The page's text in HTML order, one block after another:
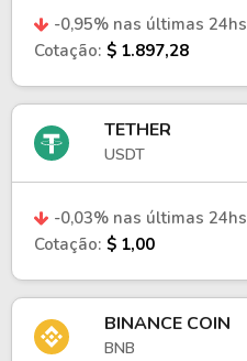
-0,95% nas últimas 24hs
Cotação: $ 1.897,28
TETHER
USDT
-0,03% nas últimas 24hs
Cotação: $ 1,00
BINANCE COIN
BNB